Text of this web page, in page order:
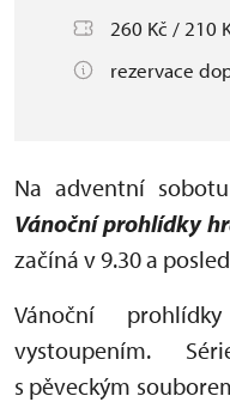
260 Kč / 210
rezervace
Na adventní
Vánoční prohlídky
začíná v 9.30 a
Vánoční
vystoupením.
s pěveckým